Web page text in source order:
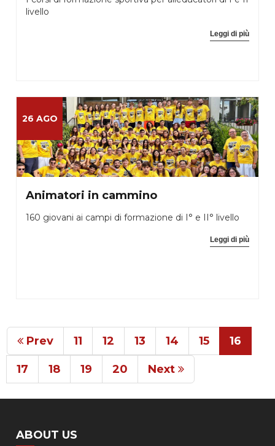
livello
Leggi di più
26 AGO
Animatori in cammino
160 giovani ai campi di formazione di I° e II° livello
Leggi di più
Prev 11 12 13 14 15 16
17 18 19 20 Next
ABOUT US